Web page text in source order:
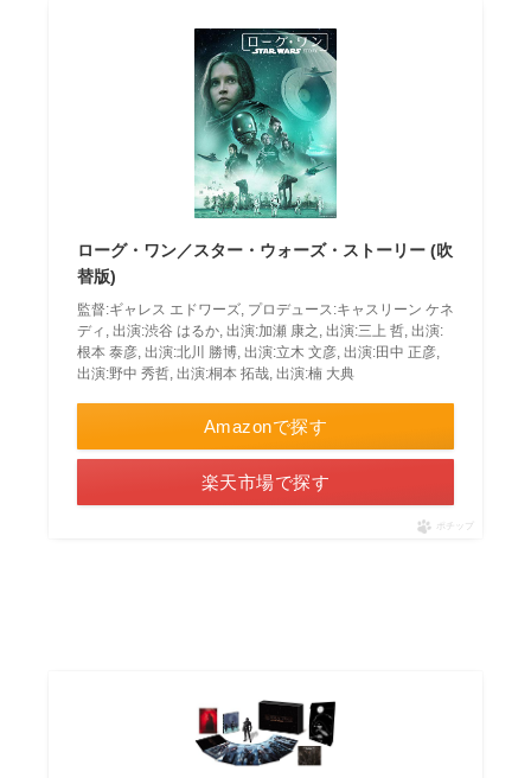
ローグ・ワン／スター・ウォーズ・ストーリー (吹
替版)
監督:ギャレス エドワーズ, プロデュース:キャスリーン ケネ
ディ, 出演:渋谷 はるか, 出演:加瀬 康之, 出演:三上 哲, 出演:
根本 泰彦, 出演:北川 勝博, 出演:立木 文彦, 出演:田中 正彦,
出演:野中 秀哲, 出演:桐本 拓哉, 出演:楠 大典
Amazonで探す
楽天市場で探す
ポチップ